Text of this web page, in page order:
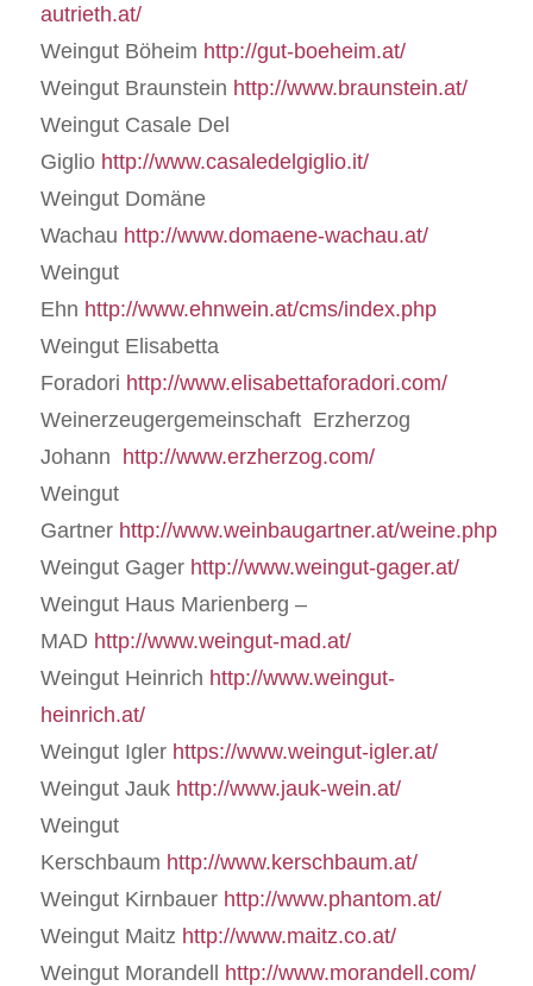
autrieth.at/
Weingut Böheim http://gut-boeheim.at/
Weingut Braunstein http://www.braunstein.at/
Weingut Casale Del
Giglio http://www.casaledelgiglio.it/
Weingut Domäne
Wachau http://www.domaene-wachau.at/
Weingut
Ehn http://www.ehnwein.at/cms/index.php
Weingut Elisabetta
Foradori http://www.elisabettaforadori.com/
Weinerzeugergemeinschaft Erzherzog
Johann http://www.erzherzog.com/
Weingut
Gartner http://www.weinbaugartner.at/weine.php
Weingut Gager http://www.weingut-gager.at/
Weingut Haus Marienberg –
MAD http://www.weingut-mad.at/
Weingut Heinrich http://www.weingut-
heinrich.at/
Weingut Igler https://www.weingut-igler.at/
Weingut Jauk http://www.jauk-wein.at/
Weingut
Kerschbaum http://www.kerschbaum.at/
Weingut Kirnbauer http://www.phantom.at/
Weingut Maitz http://www.maitz.co.at/
Weingut Morandell http://www.morandell.com/